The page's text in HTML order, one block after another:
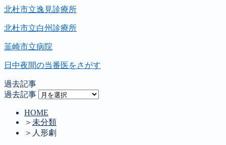
北杜市立逸見診療所
北杜市立白州診療所
韮崎市立病院
日中夜間の当番医をさがす
過去記事
過去記事
HOME
＞ 未分類
＞ 人形劇